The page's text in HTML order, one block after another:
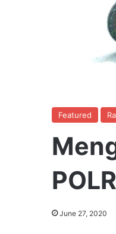
Featured
June 27, 2020